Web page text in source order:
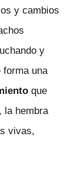
y cambios
y
forma una
que
la hembra
vivas,